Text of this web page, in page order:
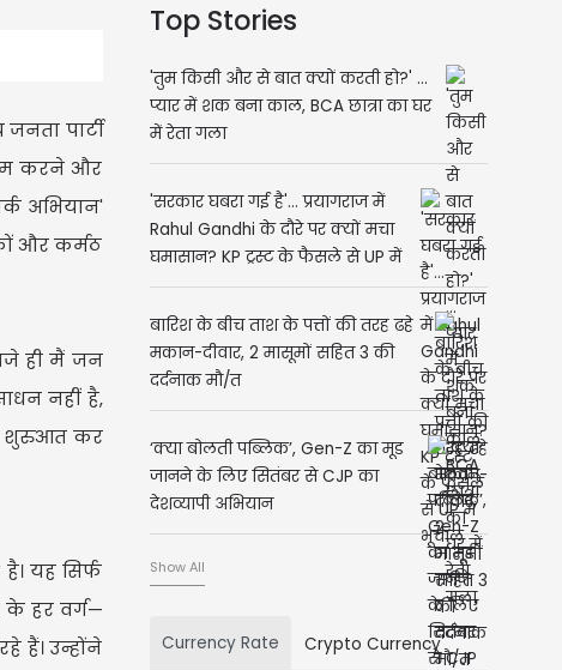
पार्टी
करने और
अभियान'
और कर्मठ
ही मैं जन
नहीं है,
शुरुआत कर
यह सिर्फ
के हर वर्ग—
हैं। उन्होंने
Top Stories
'तुम किसी और से बात क्यों करती हो?' ...
प्यार में शक बना काल, BCA छात्रा का घर
में रेता गला
'सरकार घबरा गई है'... प्रयागराज में
Rahul Gandhi के दौरे पर क्यों मचा
घमासान? KP ट्रस्ट के फैसले से UP में
भूचाल
बारिश के बीच ताश के पत्तों की तरह ढहे
मकान-दीवार, 2 मासूमों सहित 3 की
दर्दनाक मौ/त
‘क्या बोलती पब्लिक’, Gen-Z का मूड
जानने के लिए सितंबर से CJP का
देशव्यापी अभियान
Show All
Currency Rate Crypto Currency